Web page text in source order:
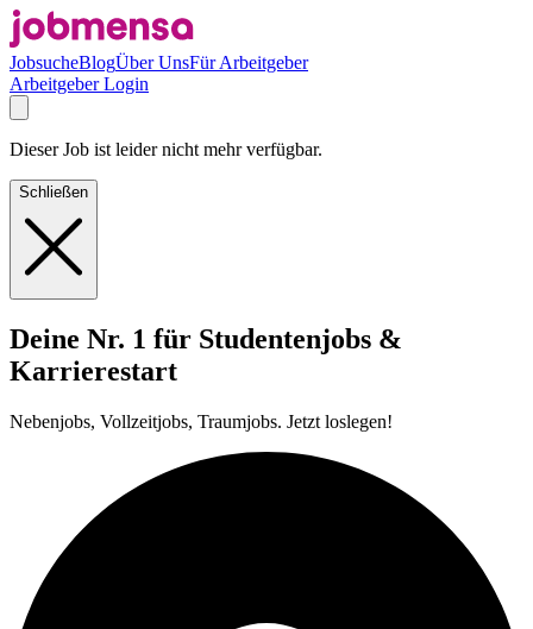
JobsucheBlogÜber UnsFür Arbeitgeber
Arbeitgeber Login
Dieser Job ist leider nicht mehr verfügbar.
Schließen
Deine Nr. 1 für Studentenjobs &
Karrierestart
Nebenjobs, Vollzeitjobs, Traumjobs. Jetzt loslegen!